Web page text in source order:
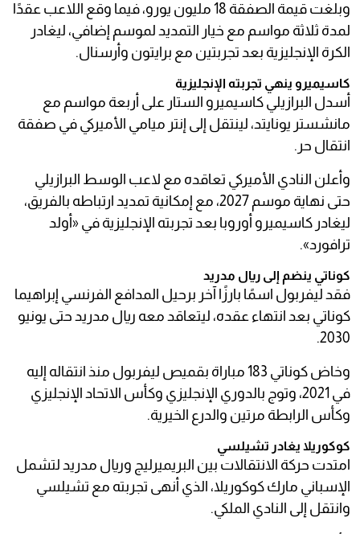
وبلغت قيمة الصفقة 18 مليون يورو، فيما وقع اللاعب عقدًا
لمدة ثلاثة مواسم مع خيار التمديد لموسم إضافي، ليغادر
الكرة الإنجليزية بعد تجربتين مع برايتون وأرسنال.
كاسيميرو ينهي تجربته الإنجليزية
أسدل البرازيلي كاسيميرو الستار على أربعة مواسم مع
مانشستر يونايتد، لينتقل إلى إنتر ميامي الأميركي في صفقة
انتقال حر.
وأعلن النادي الأميركي تعاقده مع لاعب الوسط البرازيلي
حتى نهاية موسم 2027، مع إمكانية تمديد ارتباطه بالفريق،
ليغادر كاسيميرو أوروبا بعد تجربته الإنجليزية في «أولد
ترافورد».
كوناتي ينضم إلى ريال مدريد
فقد ليفربول اسمًا بارزًا آخر برحيل المدافع الفرنسي إبراهيما
كوناتي بعد انتهاء عقده، ليتعاقد معه ريال مدريد حتى يونيو
2030.
وخاض كوناتي 183 مباراة بقميص ليفربول منذ انتقاله إليه
في 2021، وتوج بالدوري الإنجليزي وكأس الاتحاد الإنجليزي
وكأس الرابطة مرتين والدرع الخيرية.
كوكوريلا يغادر تشيلسي
امتدت حركة الانتقالات بين البريميرليج وريال مدريد لتشمل
الإسباني مارك كوكوريلا، الذي أنهى تجربته مع تشيلسي
وانتقل إلى النادي الملكي.